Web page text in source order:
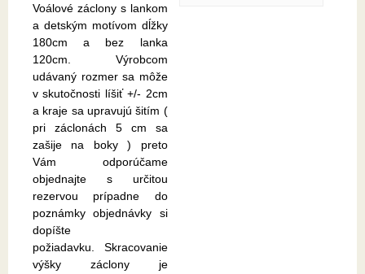
Voálové záclony s lankom
a detským motívom dĺžky
180cm a bez lanka
120cm. Výrobcom
udávaný rozmer sa môže
v skutočnosti líšiť +/- 2cm
a kraje sa upravujú šitím (
pri záclonách 5 cm sa
zašije na boky ) preto
Vám odporúčame
objednajte s určitou
rezervou prípadne do
poznámky objednávky si
dopíšte
požiadavku. Skracovanie
výšky záclony je